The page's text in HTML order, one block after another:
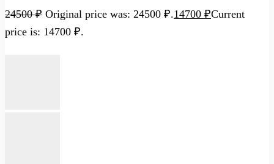
24500₽ Original price was: 24500 ₽.14700 ₽Current
price is: 14700 ₽.